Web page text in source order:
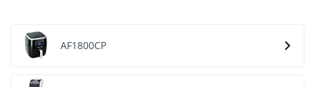
AF1800CP